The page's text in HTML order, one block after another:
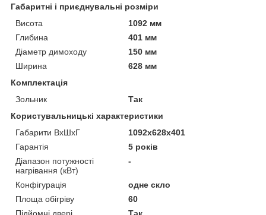
Габаритні і приєднувальні розміри
Висота
1092 мм
Глибина
401 мм
Діаметр димоходу
150 мм
Ширина
628 мм
Комплектація
Зольник
Так
Користувальницькі характеристики
Габарити ВхШхГ
1092х628х401
Гарантія
5 років
Діапазон потужності
нагрівання (кВт)
-
Конфігурація
одне скло
Площа обігріву
60
Підйомні двері
Так